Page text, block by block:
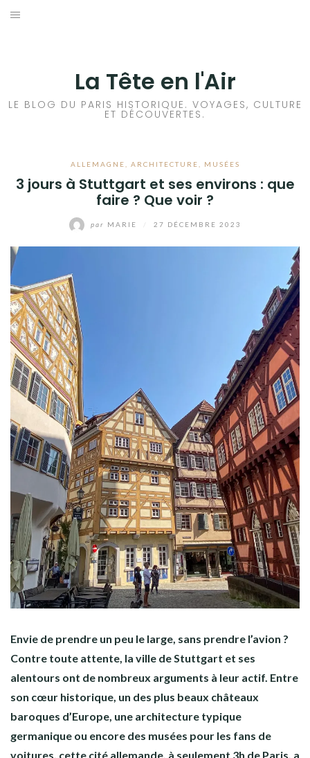
Aller
La Tête en l'Air
LE BLOG DU PARIS HISTORIQUE. VOYAGES, CULTURE
ET DÉCOUVERTES.
ALLEMAGNE ARCHITECTURE MUSÉES
3 jours à Stuttgart et ses environs : que
faire ? Que voir ?
par MARIE 27 DÉCEMBRE 2023
Envie de prendre un peu le large, sans prendre l’avion ?
Contre toute attente, la ville de Stuttgart et ses
alentours ont de nombreux arguments à leur actif. Entre
son cœur historique, un des plus beaux châteaux
baroques d’Europe, une architecture typique
germanique ou encore des musées pour les fans de
voitures, cette cité allemande, à seulement 3h de Paris, a
HISTOIRES EN ILE DE FRANCE